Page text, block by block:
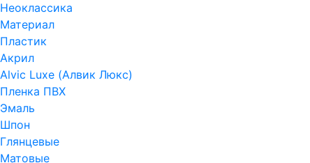
Неоклассика
Материал
Пластик
Акрил
Alvic Luxe (Алвик Люкс)
Пленка ПВХ
Эмаль
Шпон
Глянцевые
Матовые